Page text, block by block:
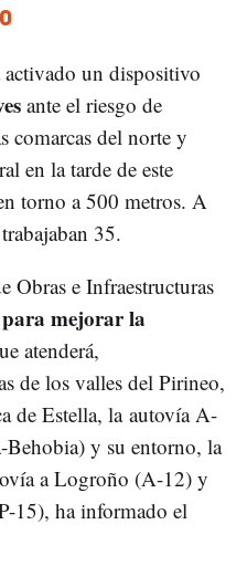
un dispositivo
ante el riesgo de
comarcas del norte y
en la tarde de este
torno a 500 metros. A
35.
Obras e Infraestructuras
mejorar la
atenderá,
de los valles del Pirineo,
de Estella, la autovía A-
y su entorno, la
a Logroño (A-12) y
15), ha informado el